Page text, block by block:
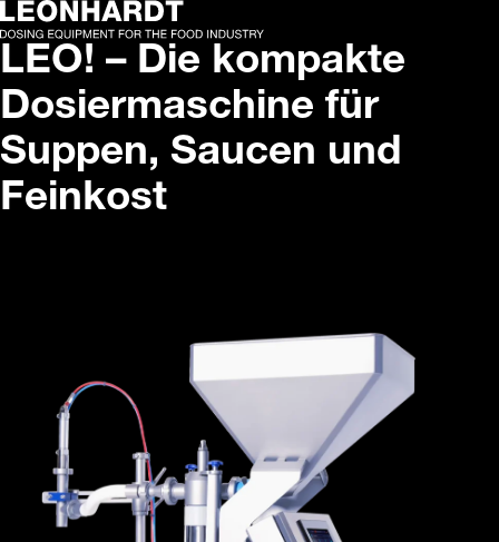
LEO! – Die kompakte
Dosiermaschine für
Suppen, Saucen und
Feinkost